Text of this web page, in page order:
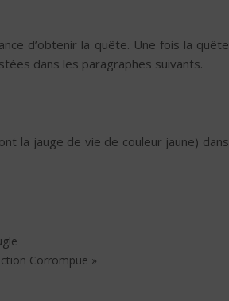
d’obtenir la quête. Une fois la quête
dans les paragraphes suivants.
la jauge de vie de couleur jaune) dans
Corrompue »